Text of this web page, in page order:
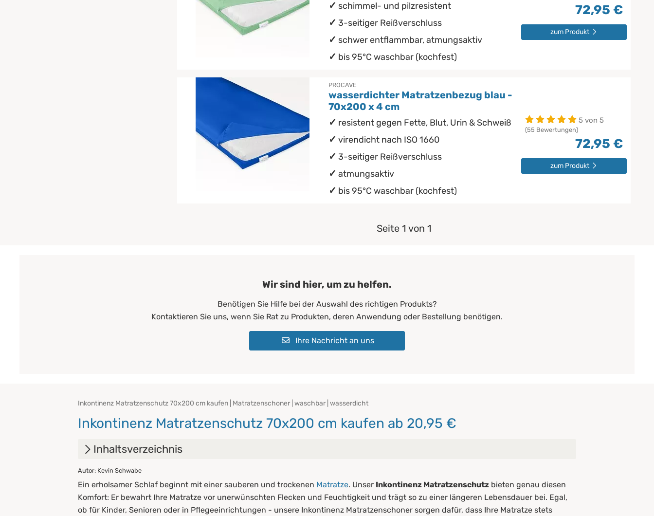
schimmel- und pilzresistent
3-seitiger Reißverschluss
schwer entflammbar, atmungsaktiv
bis 95°C waschbar (kochfest)
72,95 €
zum Produkt
PROCAVE
wasserdichter Matratzenbezug blau -
70x200 x 4 cm
resistent gegen Fette, Blut, Urin & Schweiß
virendicht nach ISO 1660
3-seitiger Reißverschluss
atmungsaktiv
bis 95°C waschbar (kochfest)
5 von 5
(55 Bewertungen)
72,95 €
zum Produkt
Seite 1 von 1
Wir sind hier, um zu helfen.
Benötigen Sie Hilfe bei der Auswahl des richtigen Produkts?
Kontaktieren Sie uns, wenn Sie Rat zu Produkten, deren Anwendung oder Bestellung benötigen.
Ihre Nachricht an uns
Inkontinenz Matratzenschutz 70x200 cm kaufen | Matratzenschoner | waschbar | wasserdicht
Inkontinenz Matratzenschutz 70x200 cm kaufen ab 20,95 €
Inhaltsverzeichnis
1. Ihre Vorteile
2. Pflegehinweise
Autor: Kevin Schwabe
Ein erholsamer Schlaf beginnt mit einer sauberen und trockenen Matratze. Unser Inkontinenz Matratzenschutz bieten genau diesen
Komfort: Er bewahrt Ihre Matratze vor unerwünschten Flecken und Feuchtigkeit und trägt so zu einer längeren Lebensdauer bei. Egal,
ob für Kinder, Senioren oder in Pflegeeinrichtungen - unsere Inkontinenz Matratzenschoner sorgen dafür, dass Ihre Matratze stets